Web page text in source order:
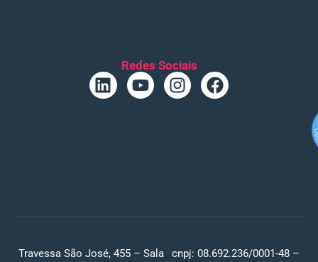
Redes Sociais
Travessa São José, 455 – Sala
cnpj: 08.692.236/0001-48 –